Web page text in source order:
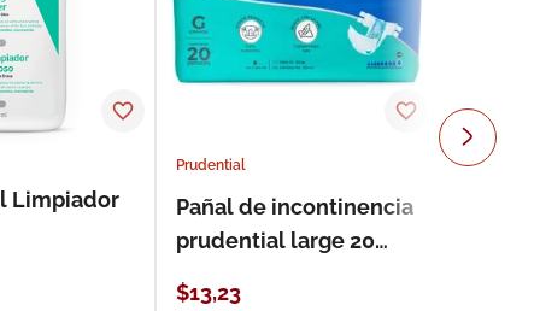
Limpiador
Prudential
Pañal de incontinencia
prudential large 20
$13,23